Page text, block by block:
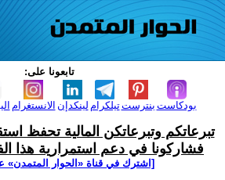
تابعونا على:
الانستغرام لينكدإن تيلكرامبنترست بودكاست
تبرعاتكم وتبرعاتكن المالية تحفظ
فشاركونا في دعم استمرارية هذا
[اشترك في قناة ‫«الحوار المتمدن»